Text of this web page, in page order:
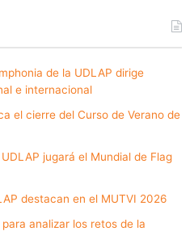
de la UDLAP dirige
e internacional
el cierre del Curso de Verano de
jugará el Mundial de Flag
destacan en el MUTVI 2026
analizar los retos de la